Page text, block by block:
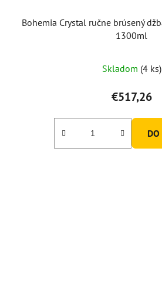
Bohemia Crystal ručne brúsený
1300ml
Skladom (4 ks)
€517,26